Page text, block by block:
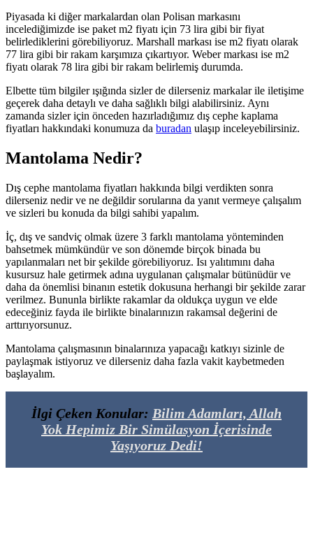
Piyasada ki diğer markalardan olan Polisan markasını
incelediğimizde ise paket m2 fiyatı için 73 lira gibi bir fiyat
belirlediklerini görebiliyoruz. Marshall markası ise m2 fiyatı olarak
77 lira gibi bir rakam karşımıza çıkartıyor. Weber markası ise m2
fiyatı olarak 78 lira gibi bir rakam belirlemiş durumda.
Elbette tüm bilgiler ışığında sizler de dilerseniz markalar ile iletişime
geçerek daha detaylı ve daha sağlıklı bilgi alabilirsiniz. Aynı
zamanda sizler için önceden hazırladığımız dış cephe kaplama
fiyatları hakkındaki konumuza da buradan ulaşıp inceleyebilirsiniz.
Mantolama Nedir?
Dış cephe mantolama fiyatları hakkında bilgi verdikten sonra
dilerseniz nedir ve ne değildir sorularına da yanıt vermeye çalışalım
ve sizleri bu konuda da bilgi sahibi yapalım.
İç, dış ve sandviç olmak üzere 3 farklı mantolama yönteminden
bahsetmek mümkündür ve son dönemde birçok binada bu
yapılanmaları net bir şekilde görebiliyoruz. Isı yalıtımını daha
kusursuz hale getirmek adına uygulanan çalışmalar bütünüdür ve
daha da önemlisi binanın estetik dokusuna herhangi bir şekilde zarar
verilmez. Bununla birlikte rakamlar da oldukça uygun ve elde
edeceğiniz fayda ile birlikte binalarınızın rakamsal değerini de
arttırıyorsunuz.
Mantolama çalışmasının binalarınıza yapacağı katkıyı sizinle de
paylaşmak istiyoruz ve dilerseniz daha fazla vakit kaybetmeden
başlayalım.
İlgi Çeken Konular: Bilim Adamları, Allah
Yok Hepimiz Bir Simülasyon İçerisinde
Yaşıyoruz Dedi!